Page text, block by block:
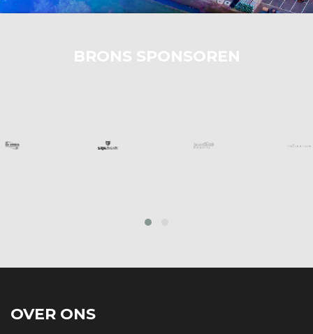
BRONS SPONSOREN
prev
OVER ONS